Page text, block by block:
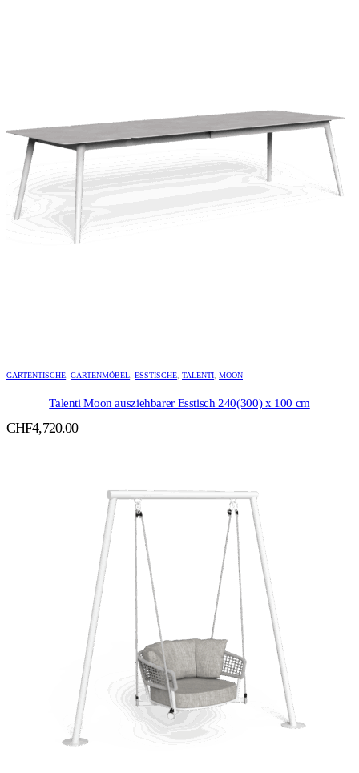
GARTENTISCHE, GARTENMÖBEL, ESSTISCHE, TALENTI, MOON
Talenti Moon ausziehbarer Esstisch 240(300) x 100 cm
CHF4,720.00